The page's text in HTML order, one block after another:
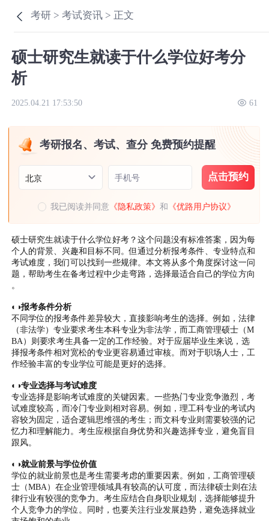
考研 >考试资讯 > 正文
硕士研究生就读于什么学位好考分
析
2025.04.21 17:53:50 61
考研报名、考试、查分 免费预约提醒
北京 手机号 点击预约
我已阅读并同意 《隐私政策》和 《优路用户协议》
硕士研究生就读于什么学位好考？这个问题没有标准答案，因为每
个人的背景、兴趣和目标不同。但通过分析报考条件、专业特点和
考试难度，我们可以找到一些规律。本文将从多个角度探讨这一问
题，帮助考生在备考过程中少走弯路，选择最适合自己的学位方向
。
◐◑报考条件分析
不同学位的报考条件差异较大，直接影响考生的选择。例如，法律
（非法学）专业要求考生本科专业为非法学，而工商管理硕士（M
BA）则要求考生具备一定的工作经验。对于应届毕业生来说，选
择报考条件相对宽松的专业更容易通过审核。而对于职场人士，工
作经验丰富的专业学位可能是更好的选择。
◐◑专业选择与考试难度
专业选择是影响考试难度的关键因素。一些热门专业竞争激烈，考
试难度较高，而冷门专业则相对容易。例如，理工科专业的考试内
容较为固定，适合逻辑思维强的考生；而文科专业则需要较强的记
忆力和理解能力。考生应根据自身优势和兴趣选择专业，避免盲目
跟风。
◐◑就业前景与学位价值
学位的就业前景也是考生需要考虑的重要因素。例如，工商管理硕
士（MBA）在企业管理领域具有较高的认可度，而法律硕士则在法
律行业有较强的竞争力。考生应结合自身职业规划，选择能够提升
个人竞争力的学位。同时，也要关注行业发展趋势，避免选择就业